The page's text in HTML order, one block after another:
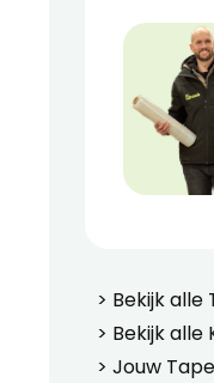
> Bekijk alle
> Bekijk alle
> Jouw